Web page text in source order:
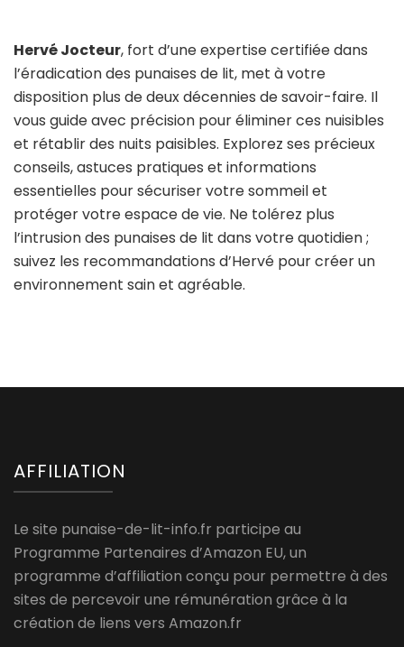
Hervé Jocteur, fort d’une expertise certifiée dans
l’éradication des punaises de lit, met à votre
disposition plus de deux décennies de savoir-faire. Il
vous guide avec précision pour éliminer ces nuisibles
et rétablir des nuits paisibles. Explorez ses précieux
conseils, astuces pratiques et informations
essentielles pour sécuriser votre sommeil et
protéger votre espace de vie. Ne tolérez plus
l’intrusion des punaises de lit dans votre quotidien ;
suivez les recommandations d’Hervé pour créer un
environnement sain et agréable.
AFFILIATION
Le site punaise-de-lit-info.fr participe au
Programme Partenaires d’Amazon EU, un
programme d’affiliation conçu pour permettre à des
sites de percevoir une rémunération grâce à la
création de liens vers Amazon.fr